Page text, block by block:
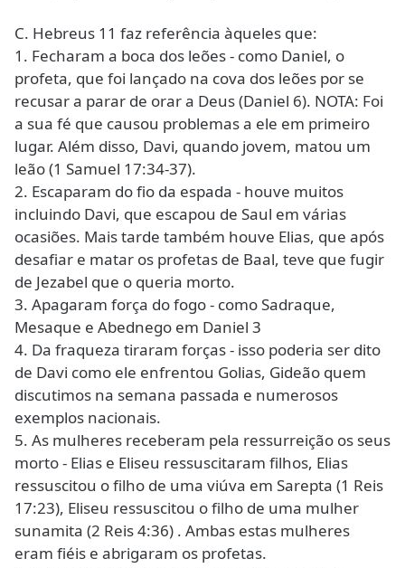
C. Hebreus 11 faz referência àqueles que:
1. Fecharam a boca dos leões - como Daniel, o
profeta, que foi lançado na cova dos leões por se
recusar a parar de orar a Deus (Daniel 6). NOTA: Foi
a sua fé que causou problemas a ele em primeiro
lugar. Além disso, Davi, quando jovem, matou um
leão (1 Samuel 17:34-37).
2. Escaparam do fio da espada - houve muitos
incluindo Davi, que escapou de Saul em várias
ocasiões. Mais tarde também houve Elias, que após
desafiar e matar os profetas de Baal, teve que fugir
de Jezabel que o queria morto.
3. Apagaram força do fogo - como Sadraque,
Mesaque e Abednego em Daniel 3
4. Da fraqueza tiraram forças - isso poderia ser dito
de Davi como ele enfrentou Golias, Gideão quem
discutimos na semana passada e numerosos
exemplos nacionais.
5. As mulheres receberam pela ressurreição os seus
morto - Elias e Eliseu ressuscitaram filhos, Elias
ressuscitou o filho de uma viúva em Sarepta (1 Reis
17:23), Eliseu ressuscitou o filho de uma mulher
sunamita (2 Reis 4:36) . Ambas estas mulheres
eram fiéis e abrigaram os profetas.